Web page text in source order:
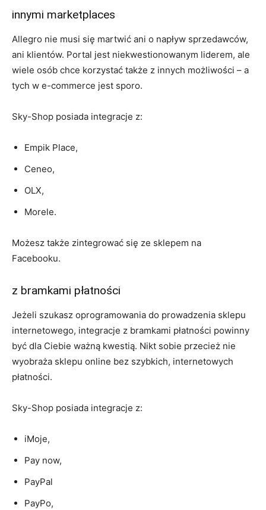
innymi marketplaces
Allegro nie musi się martwić ani o napływ sprzedawców,
ani klientów. Portal jest niekwestionowanym liderem, ale
wiele osób chce korzystać także z innych możliwości – a
tych w e-commerce jest sporo.
Sky-Shop posiada integracje z:
Empik Place,
Ceneo,
OLX,
Morele.
Możesz także zintegrować się ze sklepem na
Facebooku.
z bramkami płatności
Jeżeli szukasz oprogramowania do prowadzenia sklepu
internetowego, integracje z bramkami płatności powinny
być dla Ciebie ważną kwestią. Nikt sobie przecież nie
wyobraża sklepu online bez szybkich, internetowych
płatności.
Sky-Shop posiada integracje z:
iMoje,
Pay now,
PayPal
PayPo,